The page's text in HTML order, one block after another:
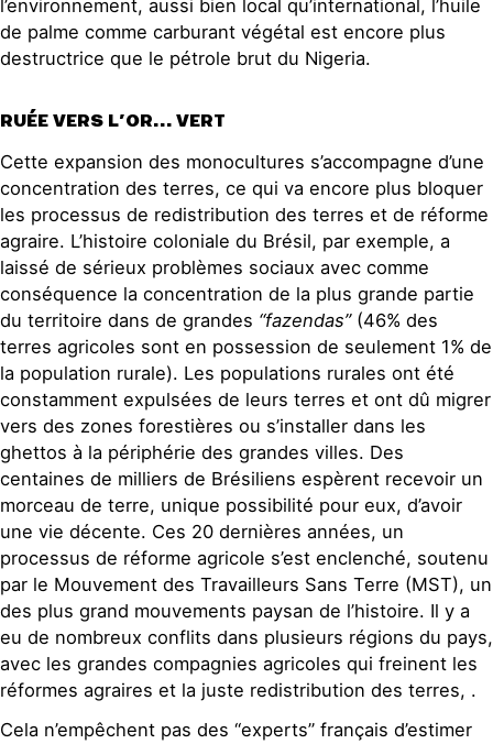
l’environnement, aussi bien local qu’international, l’huile
de palme comme carburant végétal est encore plus
destructrice que le pétrole brut du Nigeria.
RUÉE VERS L’OR… VERT
Cette expansion des monocultures s’accompagne d’une
concentration des terres, ce qui va encore plus bloquer
les processus de redistribution des terres et de réforme
agraire. L’histoire coloniale du Brésil, par exemple, a
laissé de sérieux problèmes sociaux avec comme
conséquence la concentration de la plus grande partie
du territoire dans de grandes “fazendas”(46% des
terres agricoles sont en possession de seulement 1% de
la population rurale). Les populations rurales ont été
constamment expulsées de leurs terres et ont dû migrer
vers des zones forestières ou s’installer dans les
ghettos à la périphérie des grandes villes. Des
centaines de milliers de Brésiliens espèrent recevoir un
morceau de terre, unique possibilité pour eux, d’avoir
une vie décente. Ces 20 dernières années, un
processus de réforme agricole s’est enclenché, soutenu
par le Mouvement des Travailleurs Sans Terre (MST), un
des plus grand mouvements paysan de l’histoire. Il y a
eu de nombreux conflits dans plusieurs régions du pays,
avec les grandes compagnies agricoles qui freinent les
réformes agraires et la juste redistribution des terres, .
Cela n’empêchent pas des “experts” français d’estimer